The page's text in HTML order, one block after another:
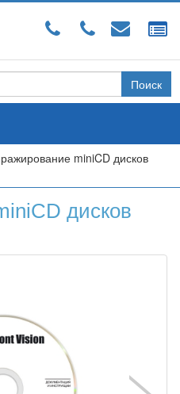
miniCD дисков
дисков